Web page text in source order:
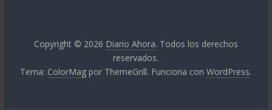
Copyright © 2026 Diario Ahora. Todos los derechos
reservados.
Tema: ColorMag por ThemeGrill. Funciona conWordPress.